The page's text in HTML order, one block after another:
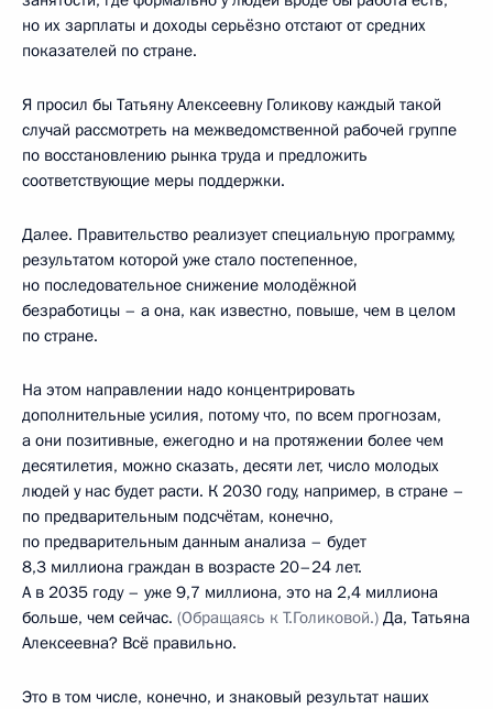
но их зарплаты и доходы серьёзно отстают от средних
показателей по стране.
Я просил бы Татьяну Алексеевну Голикову каждый такой
случай рассмотреть на межведомственной рабочей группе
по восстановлению рынка труда и предложить
соответствующие меры поддержки.
Далее. Правительство реализует специальную программу,
результатом которой уже стало постепенное,
но последовательное снижение молодёжной
безработицы – а она, как известно, повыше, чем в целом
по стране.
На этом направлении надо концентрировать
дополнительные усилия, потому что, по всем прогнозам,
а они позитивные, ежегодно и на протяжении более чем
десятилетия, можно сказать, десяти лет, число молодых
людей у нас будет расти. К 2030 году, например, в стране –
по предварительным подсчётам, конечно,
по предварительным данным анализа – будет
8,3 миллиона граждан в возрасте 20–24 лет.
А в 2035 году – уже 9,7 миллиона, это на 2,4 миллиона
больше, чем сейчас. (Обращаясь к Т.Голиковой.) Да, Татьяна
Алексеевна? Всё правильно.
Это в том числе, конечно, и знаковый результат наших